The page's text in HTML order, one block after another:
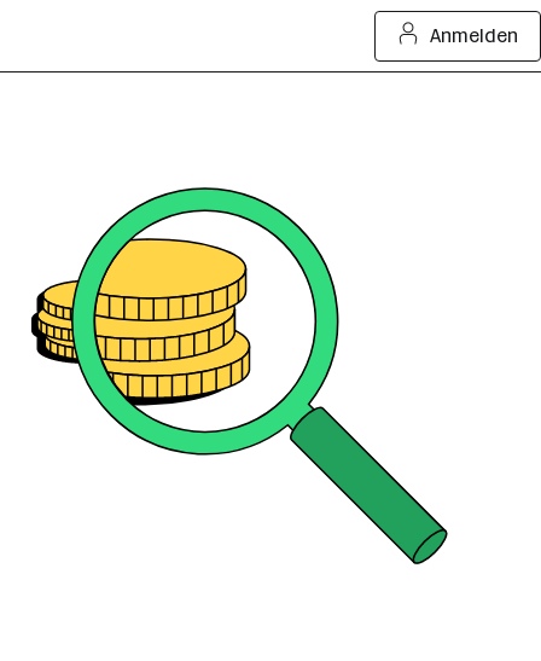
Anmelden